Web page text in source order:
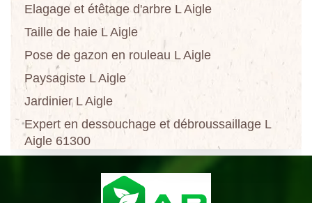
Elagage et étêtage d'arbre L Aigle
Taille de haie L Aigle
Pose de gazon en rouleau L Aigle
Paysagiste L Aigle
Jardinier L Aigle
Expert en dessouchage et débroussaillage L
Aigle 61300